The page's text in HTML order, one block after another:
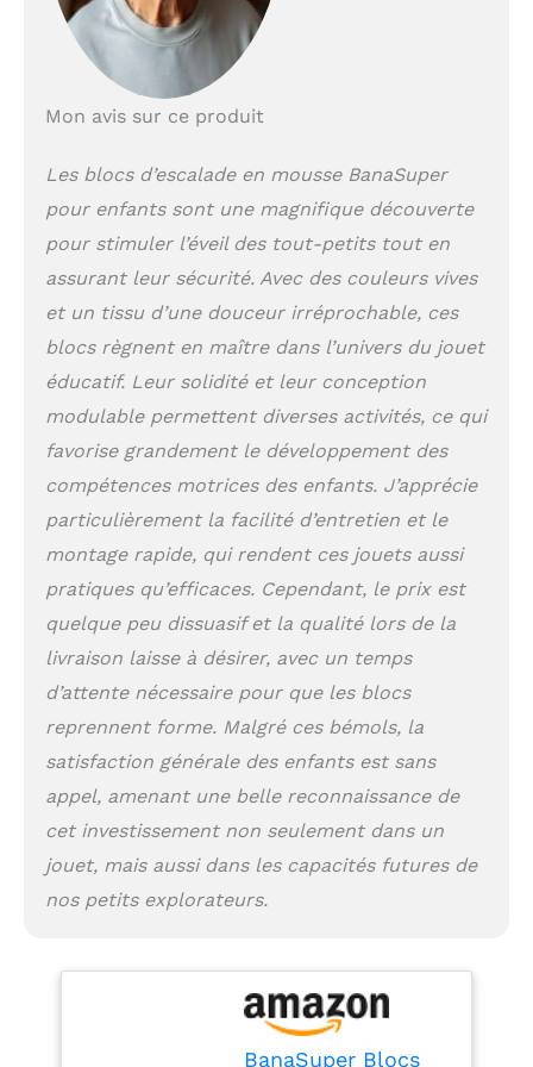
douce, le tissu
respectueux de la peau
une convivialité
sécurité des enfants.
Fond Antidérapant
et Zip Caché : Le fond
est conçu pour éviter
de glisser sur les sols
sécurité des enfants.
Dispose d'une tête de
cachée pour éviter
l'ingestion accidentelle
de petits éléments.
Durable : Fabriqué dans
un tissu doux, durable
facile à nettoyer. Équipé
de fermetures à
glissière pour un
démontage et un lavage
Pratique : L'ensemble
compressé sous vide
pour un transport
l'environnement ne
nécessite aucun
assemblage. Peut
d'origine en 48 heures.
Peut être stocké
Mon avis sur ce produit
Les blocs d’escalade en mousse BanaSuper
pour enfants sont une magnifique découverte
pour stimuler l’éveil des tout-petits tout en
assurant leur sécurité. Avec des couleurs vives
et un tissu d’une douceur irréprochable, ces
blocs règnent en maître dans l’univers du jouet
éducatif. Leur solidité et leur conception
modulable permettent diverses activités, ce qui
favorise grandement le développement des
compétences motrices des enfants. J’apprécie
particulièrement la facilité d’entretien et le
montage rapide, qui rendent ces jouets aussi
pratiques qu’efficaces. Cependant, le prix est
quelque peu dissuasif et la qualité lors de la
livraison laisse à désirer, avec un temps
d’attente nécessaire pour que les blocs
reprennent forme. Malgré ces bémols, la
satisfaction générale des enfants est sans
appel, amenant une belle reconnaissance de
cet investissement non seulement dans un
jouet, mais aussi dans les capacités futures de
nos petits explorateurs.
BanaSuper Blocs